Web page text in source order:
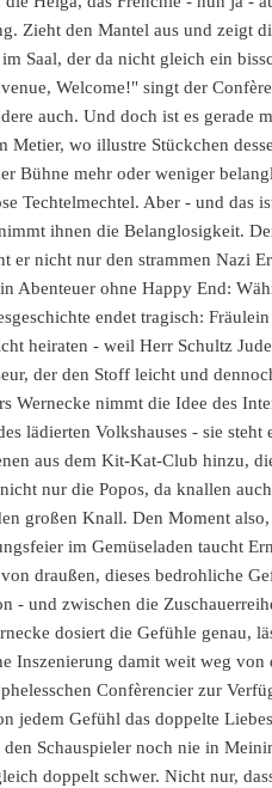
Zieht den Mantel aus und zeigt
Saal, der da nicht gleich ein
Welcome!" singt der
auch. Und doch ist es gerade
wo illustre Stückchen
Bühne mehr oder weniger
Techtelmechtel. Aber - und das
ihnen die Belanglosigkeit.
er nicht nur den strammen Nazi
Abenteuer ohne Happy End:
endet tragisch:
heiraten - weil Herr Schultz
der den Stoff leicht und
Wernecke nimmt die Idee des
lädierten Volkshauses - sie
aus dem Kit-Kat-Club hinzu,
nur die Popos, da knallen
großen Knall. Den Moment
im Gemüseladen taucht
draußen, dieses bedrohliche
- und zwischen die
dosiert die Gefühle genau,
Inszenierung damit weit weg
Confèrencier zur
jedem Gefühl das doppelte
Schauspieler noch nie in
doppelt schwer. Nicht nur,